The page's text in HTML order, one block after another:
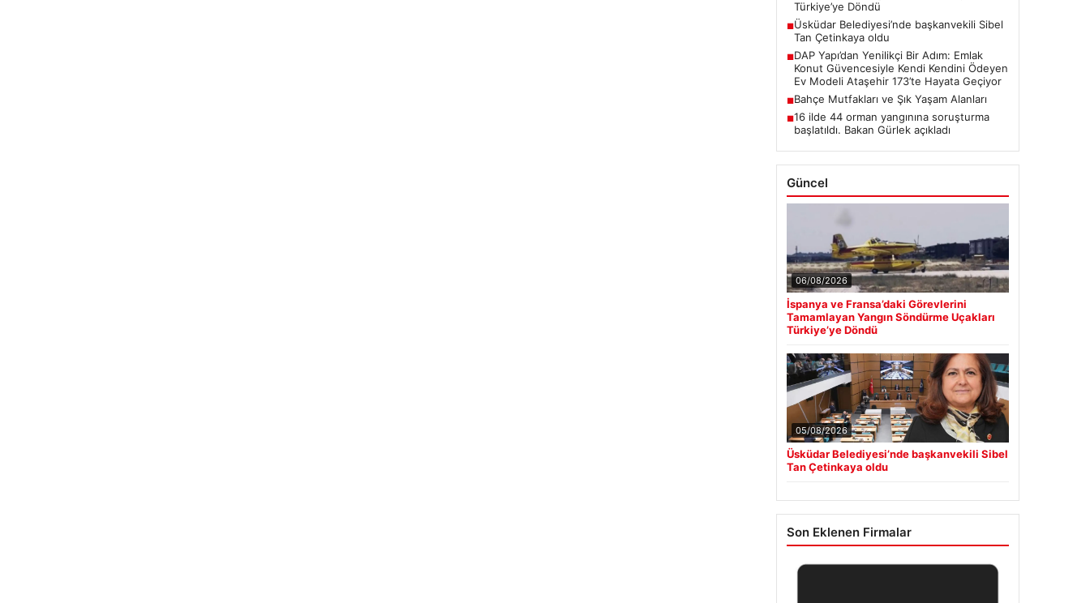
Türkiye’ye Döndü
■Üsküdar Belediyesi’nde başkanvekili Sibel
Tan Çetinkaya oldu
■DAP Yapı’dan Yenilikçi Bir Adım: Emlak
Konut Güvencesiyle Kendi Kendini Ödeyen
Ev Modeli Ataşehir 173’te Hayata Geçiyor
■Bahçe Mutfakları ve Şık Yaşam Alanları
■16 ilde 44 orman yangınına soruşturma
başlatıldı. Bakan Gürlek açıkladı
Güncel
06/08/2026
İspanya ve Fransa’daki Görevlerini
Tamamlayan Yangın Söndürme Uçakları
Türkiye’ye Döndü
05/08/2026
Üsküdar Belediyesi’nde başkanvekili Sibel
Tan Çetinkaya oldu
Son Eklenen Firmalar